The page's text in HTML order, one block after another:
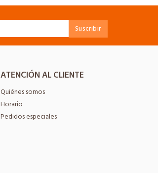
ATENCIÓN AL CLIENTE
Quiénes somos
Horario
Pedidos especiales